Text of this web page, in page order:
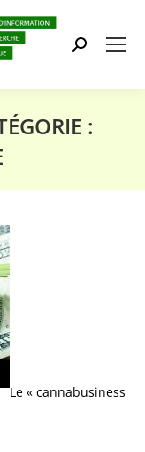
Search:
:
Le « cannabusiness